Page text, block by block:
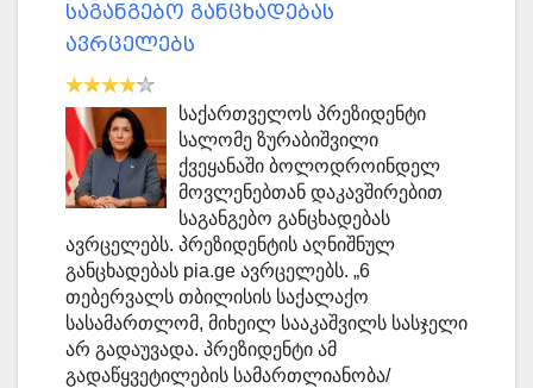
საგანგებო განცხადებას
ავრცელებს
საქართველოს პრეზიდენტი
სალომე ზურაბიშვილი
ქვეყანაში ბოლოდროინდელ
მოვლენებთან დაკავშირებით
საგანგებო განცხადებას
ავრცელებს. პრეზიდენტის აღნიშნულ
განცხადებას pia.ge ავრცელებს. „6
თებერვალს თბილისის საქალაქო
სასამართლომ, მიხეილ სააკაშვილს სასჯელი
არ გადაუვადა. პრეზიდენტი ამ
გადაწყვეტილების სამართლიანობა/